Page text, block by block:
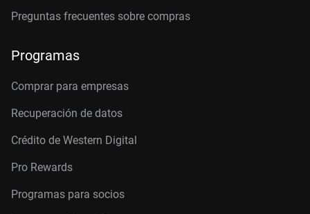
Preguntas frecuentes sobre compras
Programas
Comprar para empresas
Recuperación de datos
Crédito de Western Digital
Pro Rewards
Programas para socios